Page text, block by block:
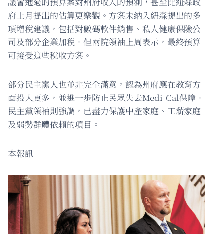
府上月提出的估算更樂觀。方案未納入紐森提出的多
項增稅建議，包括對數碼軟件銷售、私人健康保險公
司及部分企業加稅。但兩院領袖上周表示，最終預算
可接受這些稅收方案。
部分民主黨人也並非完全滿意，認為州府應在教育方
面投入更多，並進一步防止民眾失去Medi-Cal保障。
民主黨領袖則強調，已盡力保護中產家庭、工薪家庭
及弱勢群體依賴的項目。
本報訊